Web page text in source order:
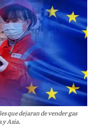
que dejaran de vender gas
Asia.